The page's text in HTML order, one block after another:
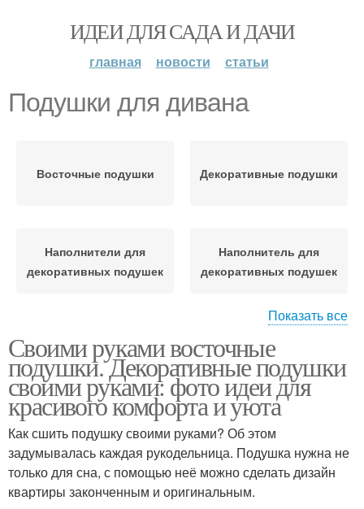
ИДЕИ ДЛЯ САДА И ДАЧИ
главная новости статьи
Подушки для дивана
Восточные подушки Декоративные подушки
Наполнители для
декоративных подушек
Наполнитель для
декоративных подушек
Подушки на диван
подушек
Детские подушки Классические подушки
Показать все
Своими руками восточные
подушки. Декоративные подушки
своими руками: фото идеи для
красивого комфорта и уюта
Как сшить подушку своими руками? Об этом
задумывалась каждая рукодельница. Подушка нужна не
только для сна, с помощью неё можно сделать дизайн
квартиры законченным и оригинальным.